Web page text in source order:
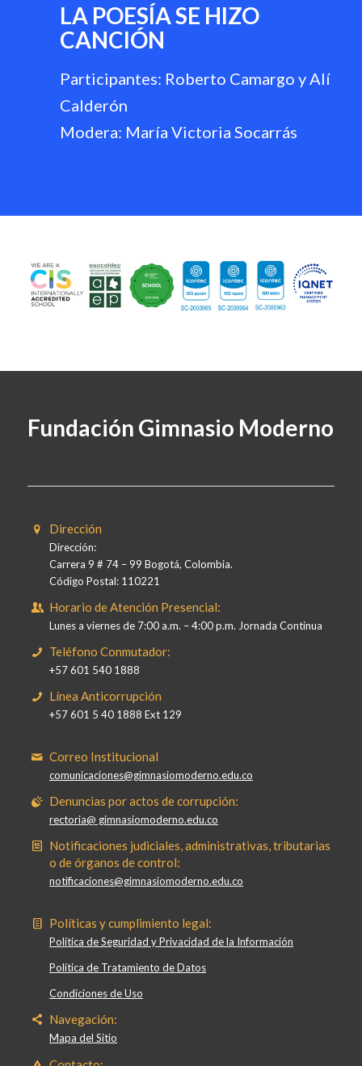
LA POESÍA SE HIZO
CANCIÓN
Participantes: Roberto Camargo y Alí
Calderón
Modera: María Victoria Socarrás
Fundación Gimnasio Moderno
Dirección
Dirección:
Carrera 9 # 74 – 99 Bogotá, Colombia.
Código Postal: 110221
Horario de Atención Presencial:
Lunes a viernes de 7:00 a.m. – 4:00 p.m. Jornada Continua
Teléfono Conmutador:
+57 601 540 1888
Línea Anticorrupción
+57 601 5 40 1888 Ext 129
Correo Institucional
comunicaciones@gimnasiomoderno.edu.co
Denuncias por actos de corrupción:
rectoria@ gimnasiomoderno.edu.co
Notificaciones judiciales, administrativas, tributarias
o de órganos de control:
notificaciones@gimnasiomoderno.edu.co
Políticas y cumplimiento legal:
Política de Seguridad y Privacidad de la Información
Política de Tratamiento de Datos
Condiciones de Uso
Navegación:
Mapa del Sitio